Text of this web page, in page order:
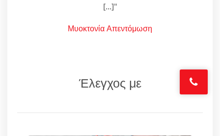
[...]"
Μυοκτονία Απεντόμωση
Έλεγχος με